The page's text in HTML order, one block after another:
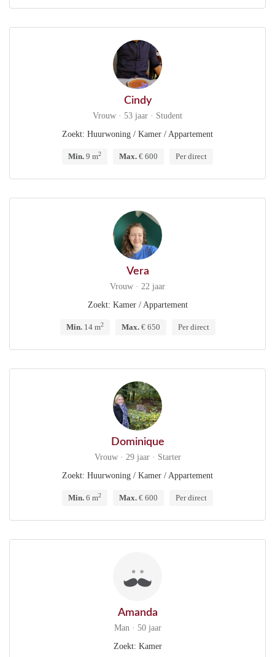
Cindy
Vrouw · 53 jaar · Student
Zoekt: Huurwoning / Kamer / Appartement
Min. 9 m2 Max. € 600 Per direct
Vera
Vrouw · 22 jaar
Zoekt: Kamer / Appartement
Min.14 m2 Max.€ 650 Per direct
Dominique
Vrouw · 29 jaar · Starter
Zoekt: Huurwoning / Kamer / Appartement
Min. 6 m2 Max. € 600 Per direct
Amanda
Man · 50 jaar
Zoekt: Kamer